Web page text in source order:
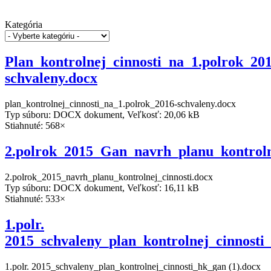
Kategória
schvaleny.docx
plan_kontrolnej_cinnosti_na_1.polrok_2016-schvaleny.docx
Typ súboru: DOCX dokument, Veľkosť: 20,06 kB
Stiahnuté: 568×
2.polrok_2015_navrh_planu_kontrolnej_cinnosti.docx
Typ súboru: DOCX dokument, Veľkosť: 16,11 kB
Stiahnuté: 533×
1.polr.
1.polr. 2015_schvaleny_plan_kontrolnej_cinnosti_hk_gan (1).docx